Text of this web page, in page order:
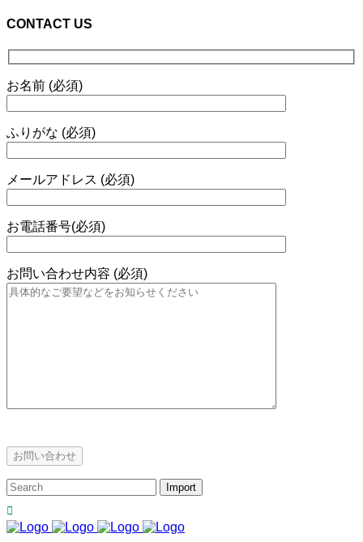
CONTACT US
お名前 (必須)
ふりがな (必須)
メールアドレス (必須)
お電話番号(必須)
お問い合わせ内容 (必須)